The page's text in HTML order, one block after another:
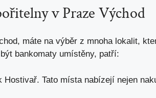
v Praze Východ
máte na výběr z mnoha lokalit,
bankomaty umístěny, patří:
Tato místa nabízejí nejen